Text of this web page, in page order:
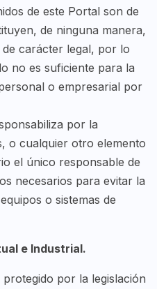
de este Portal son de
de ninguna manera,
carácter legal, por lo
no es suficiente para la
o empresarial por
por la
o cualquier otro elemento
el único responsable de
necesarios para evitar la
o sistemas de
e Industrial.
por la legislación